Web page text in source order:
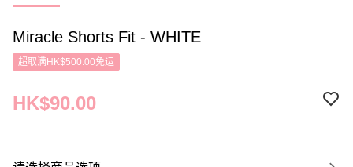
Miracle Shorts Fit - WHITE
超取满HK$500.00免运
HK$90.00